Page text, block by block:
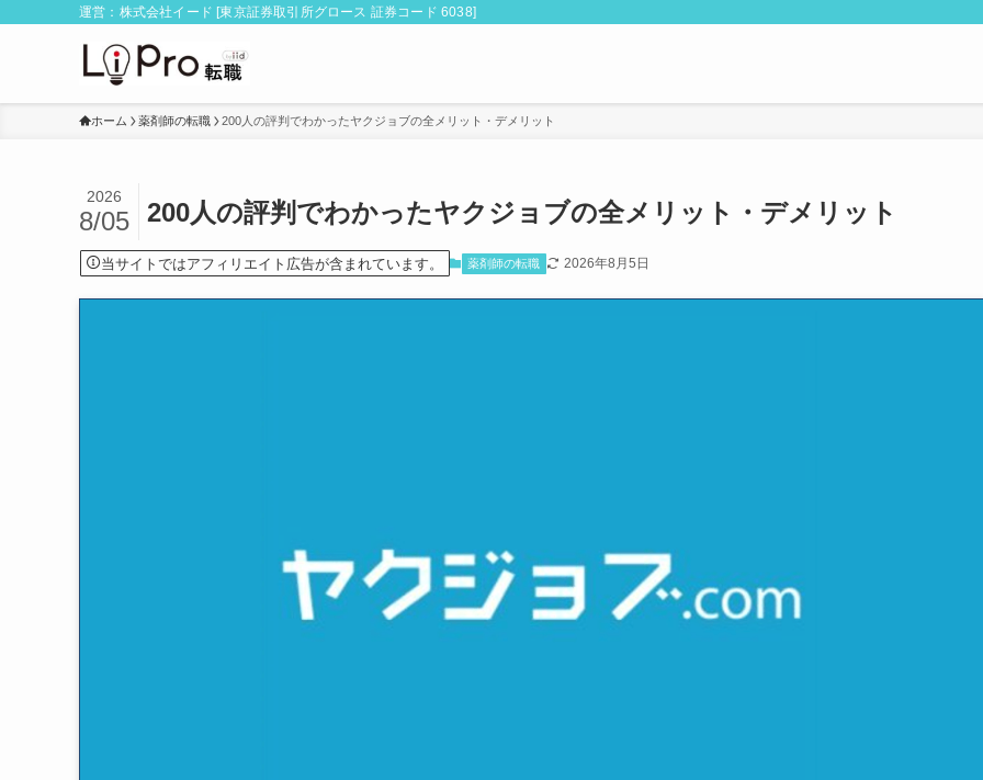
運営：株式会社イード [東京証券取引所グロース 証券コード 6038]
ホーム 薬剤師の転職 200人の評判でわかったヤクジョブの全メリット・デメリット
200人の評判でわかったヤクジョブの全メリット・デメリット
2026
8/05
当サイトではアフィリエイト広告が含まれています。 薬剤師の転職 2026年8月5日